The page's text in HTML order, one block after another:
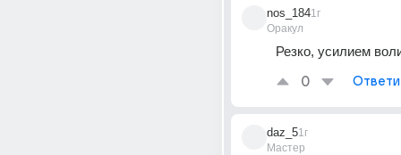
nos_184
Оракул
1г
Резко, усилием
0
daz_5
Мастер
1г